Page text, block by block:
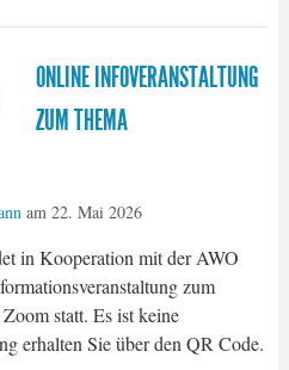
ONLINE INFOVERANSTALTUNG
ZUM THEMA
am 22. Mai 2026
in Kooperation mit der AWO
zum
statt. Es ist keine
erhalten Sie über den QR Code.